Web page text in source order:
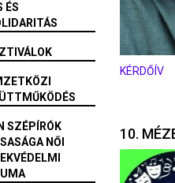
ÉS
SZÉPÍRÓK
NŐI
KÉRDŐÍV
10.